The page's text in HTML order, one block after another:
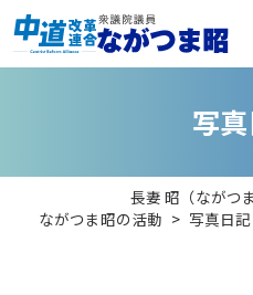
写真
長妻 昭（ながつ
ながつま昭の活動 > 写真日記